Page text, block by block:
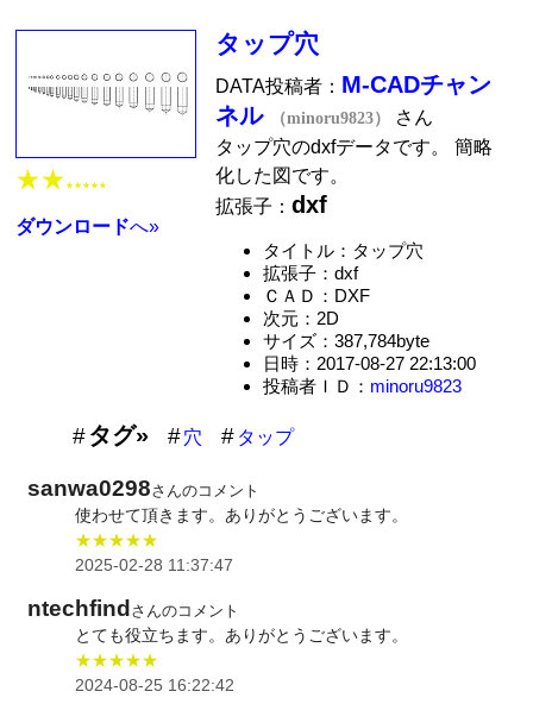
★★ ★★★★★
ダウンロードへ»
タップ穴
DATA投稿者： M-CADチャン
ネル
（minoru9823）
さん
タップ穴のdxfデータです。 簡略
化した図です。
拡張子：dxf
タイトル：タップ穴
拡張子：dxf
ＣＡＤ：DXF
次元：2D
サイズ：387,784byte
日時：2017-08-27 22:13:00
投稿者ＩＤ： minoru9823
タグ» 穴 タップ
sanwa0298さんのコメント
使わせて頂きます。ありがとうございます。
★★★★★
2025-02-28 11:37:47
ntechfind さんのコメント
とても役立ちます。ありがとうございます。
★★★★★
2024-08-25 16:22:42